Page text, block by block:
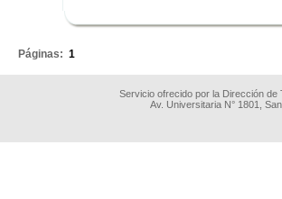
Páginas: 1
Servicio ofrecido por la Dirección
Av. Universitaria N° 1801,